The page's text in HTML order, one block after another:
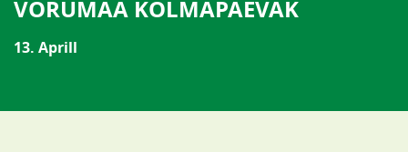
VÕRUMAA KOLMAPÄEVAK
13. Aprill